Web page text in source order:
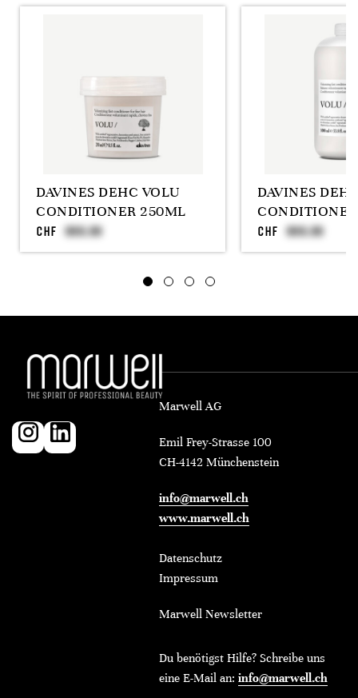
DAVINES DEHC VOLU
CONDITIONER 250ML
CHF
DAVINES
CHF
Marwell AG
Emil Frey-Strasse 100
CH-4142 Münchenstein
info@marwell.ch
www.marwell.ch
Datenschutz
Impressum
Marwell Newsletter
Du benötigst Hilfe? Schreibe uns
eine E-Mail an: info@marwell.ch